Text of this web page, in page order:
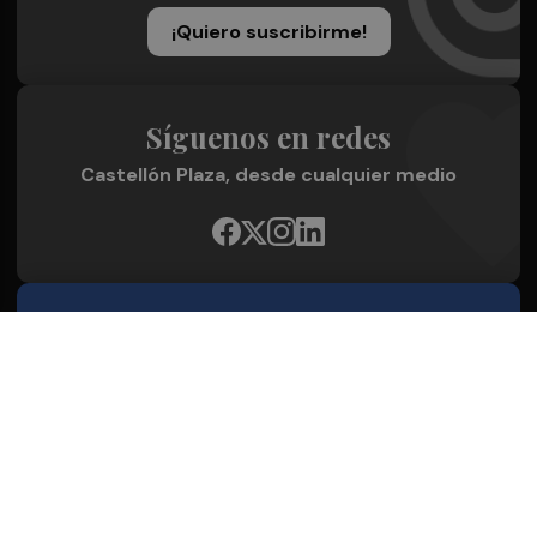
¡Quiero suscribirme!
Síguenos en redes
Castellón Plaza, desde cualquier medio